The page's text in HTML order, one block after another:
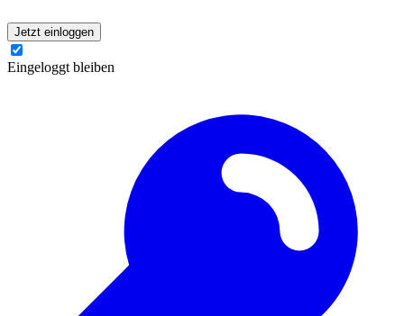
Jetzt einloggen
Eingeloggt bleiben